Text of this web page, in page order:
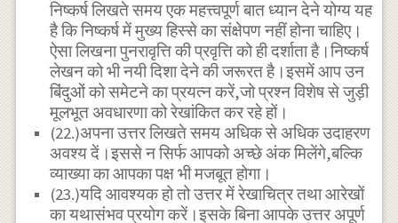
निष्कर्ष लिखते समय एक महत्त्वपूर्ण बात ध्यान देने योग्य यह
है कि निष्कर्ष में मुख्य हिस्से का संक्षेपण नहीं होना चाहिए।
ऐसा लिखना पुनरावृत्ति की प्रवृत्ति को ही दर्शाता है।निष्कर्ष
लेखन को भी नयी दिशा देने की जरूरत है।इसमें आप उन
बिंदुओं को समेटने का प्रयत्न करें,जो प्रश्न विशेष से जुड़ी
मूलभूत अवधारणा को रेखांकित कर रहे हों।
(22.)अपना उत्तर लिखते समय अधिक से अधिक उदाहरण
अवश्य दें।इससे न सिर्फ आपको अच्छे अंक मिलेंगे,बल्कि
व्याख्या का आपका पक्ष भी मजबूत होगा।
(23.)यदि आवश्यक हो तो उत्तर में रेखाचित्र तथा आरेखों
का यथासंभव प्रयोग करें।इसके बिना आपके उत्तर अपूर्ण